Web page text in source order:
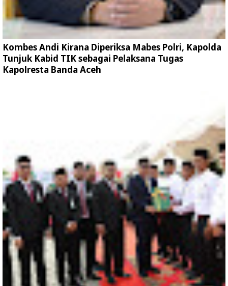
Kombes Andi Kirana Diperiksa Mabes Polri, Kapolda
Tunjuk Kabid TIK sebagai Pelaksana Tugas
Kapolresta Banda Aceh